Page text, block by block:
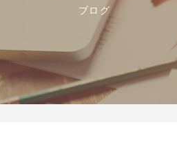
SOLM
ブログ